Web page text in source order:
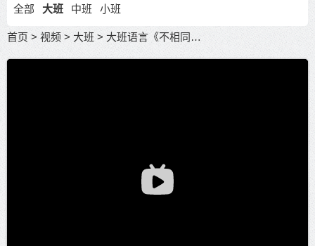
全部 大班 中班 小班
首页 > 视频 > 大班 > 大班语言《不相同的豌豆》大班